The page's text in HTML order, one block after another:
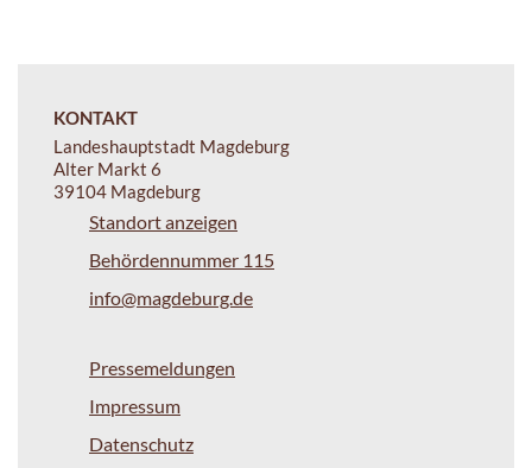
KONTAKT
Landeshauptstadt Magdeburg
Alter Markt 6
39104 Magdeburg
Standort anzeigen
Behördennummer 115
info@magdeburg.de
Pressemeldungen
Impressum
Datenschutz